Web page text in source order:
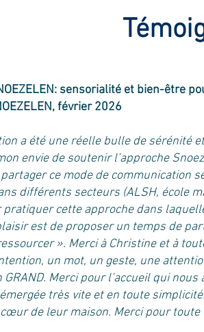
sensorialité et bien-être
février 2026
a été une réelle bulle de sérénité
envie de soutenir l’approche
ce mode de communication
différents secteurs (ALSH, école
cette approche dans
est de proposer un temps de
». Merci à Christine et à
un mot, un geste, une
GRAND. Merci pour l’accueil qui
très vite et en toute
de leur maison. Merci pour